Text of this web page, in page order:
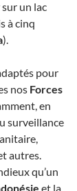
un lac
à cinq
).
pour
nos Forces
en
surveillance
autres.
qu’un
et la